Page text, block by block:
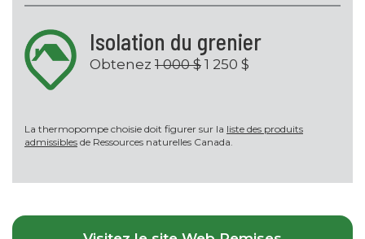
Isolation du grenier
Obtenez 1 000 $ 1 250 $
La thermopompe choisie doit figurer sur la liste des produits
admissibles de Ressources naturelles Canada.